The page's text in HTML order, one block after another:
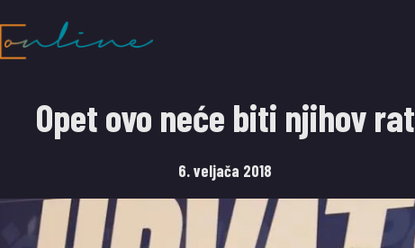
Opet ovo neće biti njihov rat
6. veljača 2018